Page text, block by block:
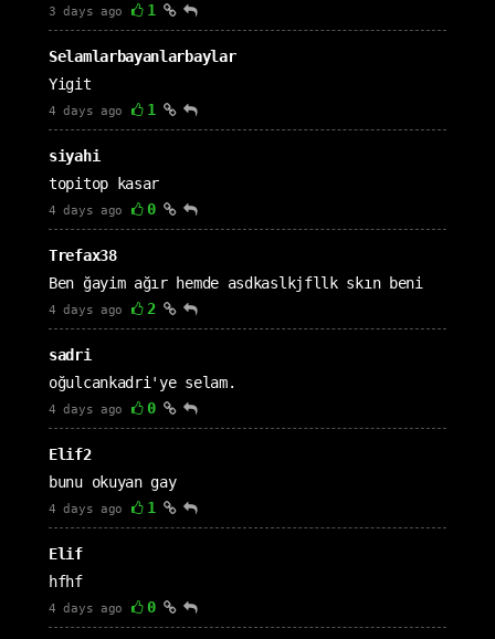
3 days ago 1
Selamlarbayanlarbaylar
Yigit
4 days ago 1
siyahi
topitop kasar
4 days ago 0
Trefax38
Ben ğayim ağır hemde asdkaslkjfllk skın beni
4 days ago 2
sadri
oğulcankadri'ye selam.
4 days ago 0
Elif2
bunu okuyan gay
4 days ago 1
Elif
hfhf
4 days ago 0